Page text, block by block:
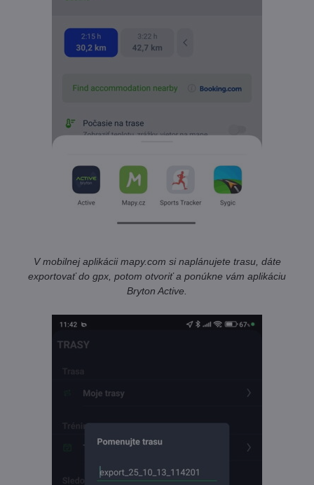
V mobilnej aplikácii mapy.com si naplánujete trasu, dáte
exportovať do gpx, potom otvoriť a ponúkne vám aplikáciu
Bryton Active.